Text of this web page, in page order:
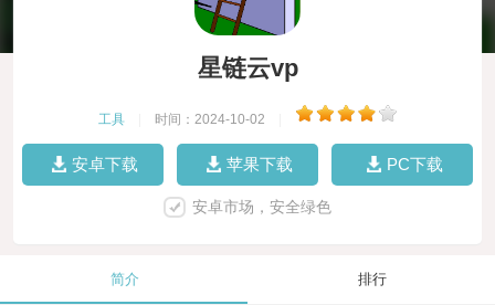
星链云vp
工具 时间：2024-10-02
安卓下载 苹果下载 PC下载
安卓市场，安全绿色
简介 排行